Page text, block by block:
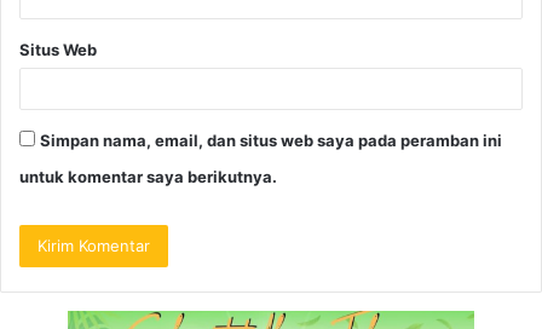
Situs Web
Simpan nama, email, dan situs web saya pada peramban ini
untuk komentar saya berikutnya.